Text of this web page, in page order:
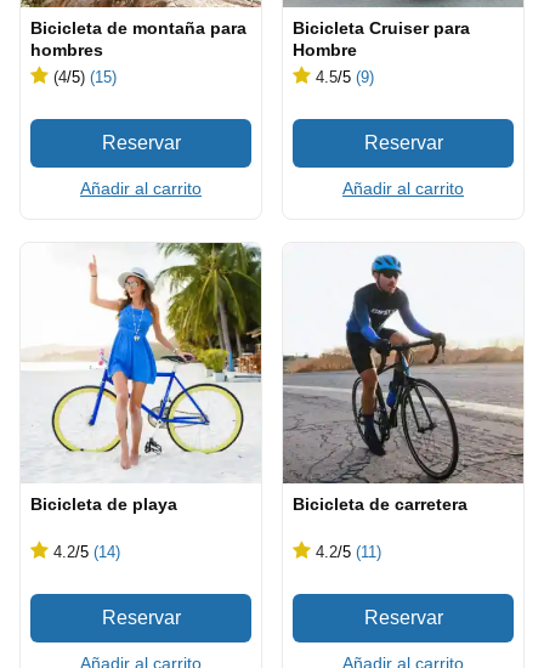
Bicicleta de montaña para
hombres
(4/5) (15)
Añadir al carrito
Bicicleta Cruiser para
Hombre
4.5/5 (9)
Añadir al carrito
Bicicleta de playa
4.2/5 (14)
Añadir al carrito
Bicicleta de carretera
4.2/5 (11)
Añadir al carrito